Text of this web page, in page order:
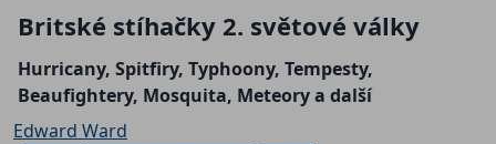
Britské stíhačky 2. světové války
Hurricany, Spitfiry, Typhoony, Tempesty,
Beaufightery, Mosquita, Meteory a další
Edward Ward